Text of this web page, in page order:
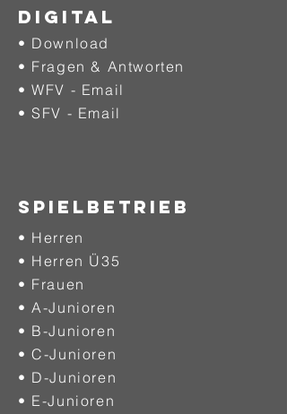
DIGITAL
• Download
• Fragen & Antworten
• WFV - Email
• SFV - Email
SPIELBETRIEB
• Herren
• Herren Ü35
• Frauen
• A-Junioren
• B-Junioren
• C-Junioren
• D-Junioren
• E-Junioren